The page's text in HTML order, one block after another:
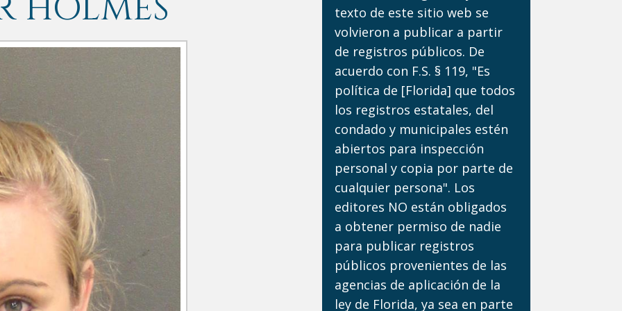
texto de este sitio web se
volvieron a publicar a partir
de registros públicos. De
acuerdo con F.S. § 119, "Es
política de [Florida] que todos
los registros estatales, del
condado y municipales estén
abiertos para inspección
personal y copia por parte de
cualquier persona". Los
editores NO están obligados
a obtener permiso de nadie
para publicar registros
públicos provenientes de las
agencias de aplicación de la
ley de Florida, ya sea en parte